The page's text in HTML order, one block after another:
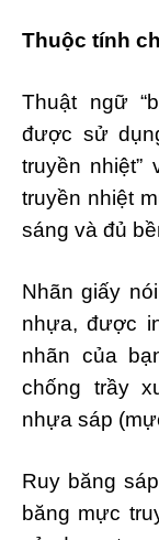
Thuộc tính
Thuật ngữ
được sử
truyền nhiệt”
truyền nhiệt
sáng và đủ
Nhãn giấy
nhựa, được
nhãn của
chống trầy
nhựa sáp
Ruy băng
băng mực